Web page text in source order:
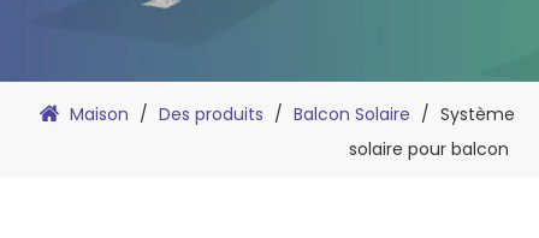
Maison / Des produits / Balcon Solaire / Système
solaire pour balcon